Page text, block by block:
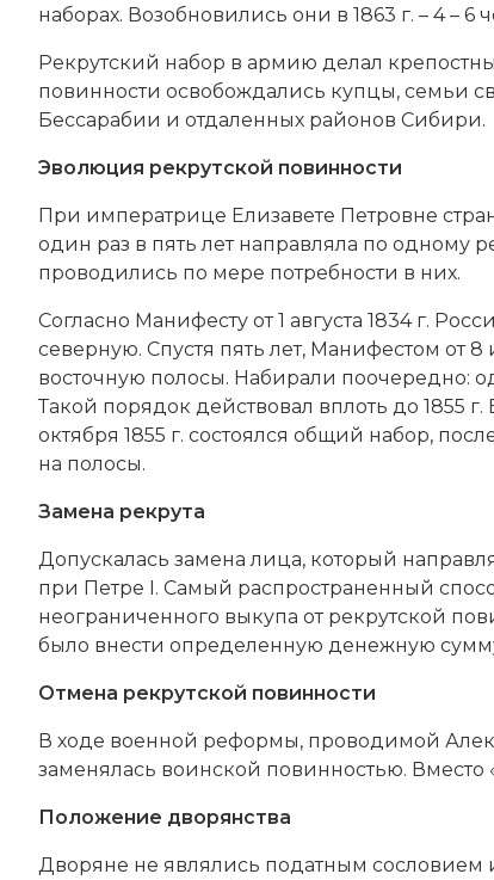
наборах. Возобновились они в 1863 г. – 4 – 6
Рекрутский набор в армию делал
повинности освобождались купцы, семьи
Бессарабии и отдаленных районов Сибири.
Эволюция рекрутской повинности
При императрице Елизавете Петровне
один раз в пять лет направляла по одному
проводились по мере потребности в них.
Согласно Манифесту от 1 августа 1834 г.
северную. Спустя пять лет, Манифестом от
восточную полосы. Набирали поочередно:
Такой порядок действовал вплоть до 1855
октября 1855 г. состоялся общий набор,
на полосы.
Замена рекрута
Допускалась замена лица, который
при Петре I. Самый распространенный
неограниченного выкупа от рекрутской
было внести определенную денежную
Отмена рекрутской повинности
В ходе военной реформы, проводимой
заменялась воинской повинностью. Вместо
Положение дворянства
Дворяне не являлись податным сословием